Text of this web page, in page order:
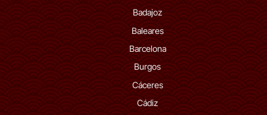
Badajoz
Baleares
Barcelona
Burgos
Cáceres
Cádiz